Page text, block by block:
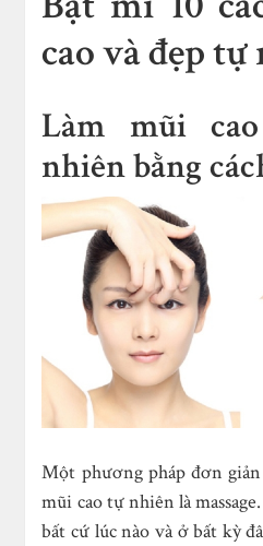
cao và đẹp
Làm mũi
nhiên bằng
Một phương pháp đơn
mũi cao tự nhiên là
bất cứ lúc nào và ở bất kỳ